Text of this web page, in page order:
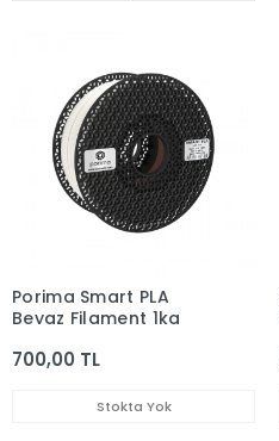
Porima Smart PLA
Beyaz Filament 1kg
700,00 TL
Stokta Yok